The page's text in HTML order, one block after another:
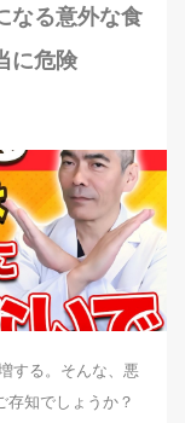
なる意外な食
に危険
する。そんな、悪
存知でしょうか？